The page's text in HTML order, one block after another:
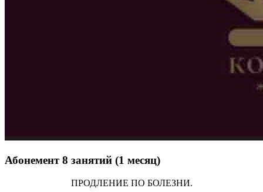
Абонемент 8 занятий (1 месяц)
ПРОДЛЕНИЕ ПО БОЛЕЗНИ.